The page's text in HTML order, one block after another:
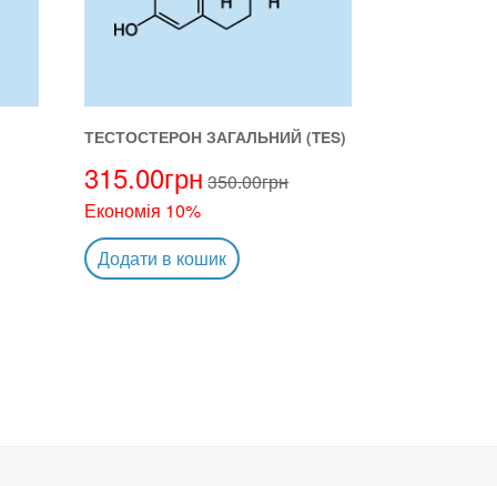
ТЕСТОСТЕРОН ЗАГАЛЬНИЙ (TES)
315.00грн 350.00грн
Економія 10%
Додати в кошик